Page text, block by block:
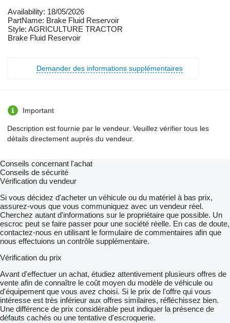
Availability: 18/05/2026
PartName: Brake Fluid Reservoir
Style: AGRICULTURE TRACTOR
Brake Fluid Reservoir
Demander des informations supplémentaires
Important
Description est fournie par le vendeur. Veuillez vérifier tous les
détails directement auprès du vendeur.
Conseils concernant l'achat
Conseils de sécurité
Vérification du vendeur
Si vous décidez d'acheter un véhicule ou du matériel à bas prix,
assurez-vous que vous communiquez avec un vendeur réel.
Cherchez autant d'informations sur le propriétaire que possible. Un
escroc peut se faire passer pour une société réelle. En cas de doute,
contactez-nous en utilisant le formulaire de commentaires afin que
nous effectuions un contrôle supplémentaire.
Vérification du prix
Avant d'effectuer un achat, étudiez attentivement plusieurs offres de
vente afin de connaître le coût moyen du modèle de véhicule ou
d'équipement que vous avez choisi. Si le prix de l'offre qui vous
intéresse est très inférieur aux offres similaires, réfléchissez bien.
Une différence de prix considérable peut indiquer la présence de
défauts cachés ou une tentative d'escroquerie.